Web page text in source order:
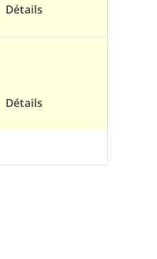
Détails
Détails